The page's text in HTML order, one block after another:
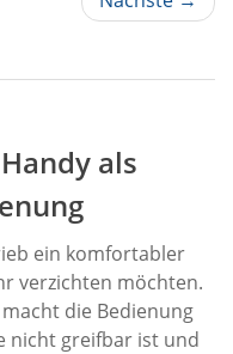
als
ein komfortabler
verzichten möchten.
die Bedienung
nicht greifbar ist und